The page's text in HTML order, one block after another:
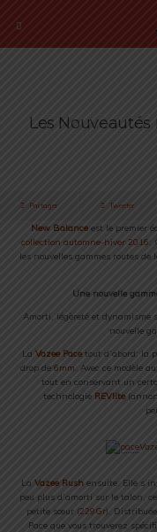
Les Nouveautés
Partager Tweeter
New Balance est le premier
collection automne-hiver 2016.
les nouvelles gammes routes
Une nouvelle
Amorti, légèreté et dynamisme
nouvelle
La Vazee Pacetout d’abord: la
drop de 6mm. Avec ce modèle
tout en conservant un
technologie REVlite
La Vazee Rushensuite: Elle
peu plus d’amorti sur le talon,
petite sœur (229Gr).
Pace que vous trouverez